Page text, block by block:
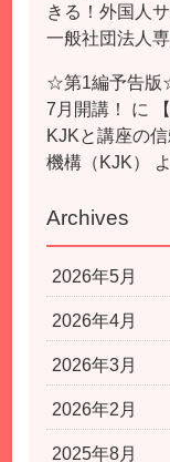
きる！外国人
一般社団法人
☆第1編予告版
7月開講！
に
KJKと講座の
機構（KJK）
Archives
2026年5月
2026年4月
2026年3月
2026年2月
2025年8月